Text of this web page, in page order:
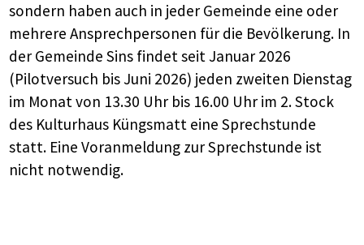
sondern haben auch in jeder Gemeinde eine oder
mehrere Ansprechpersonen für die Bevölkerung. In
der Gemeinde Sins findet seit Januar 2026
(Pilotversuch bis Juni 2026) jeden zweiten Dienstag
im Monat von 13.30 Uhr bis 16.00 Uhr im 2. Stock
des Kulturhaus Küngsmatt eine Sprechstunde
statt. Eine Voranmeldung zur Sprechstunde ist
nicht notwendig.